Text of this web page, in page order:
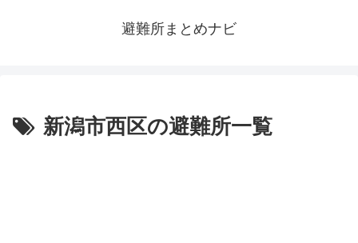
避難所まとめナビ
新潟市西区の避難所一覧